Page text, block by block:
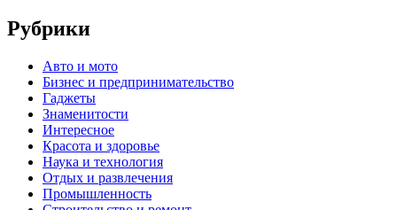
Рубрики
Авто и мото
Бизнес и предпринимательство
Гаджеты
Знаменитости
Интересное
Красота и здоровье
Наука и технология
Отдых и развлечения
Промышленность